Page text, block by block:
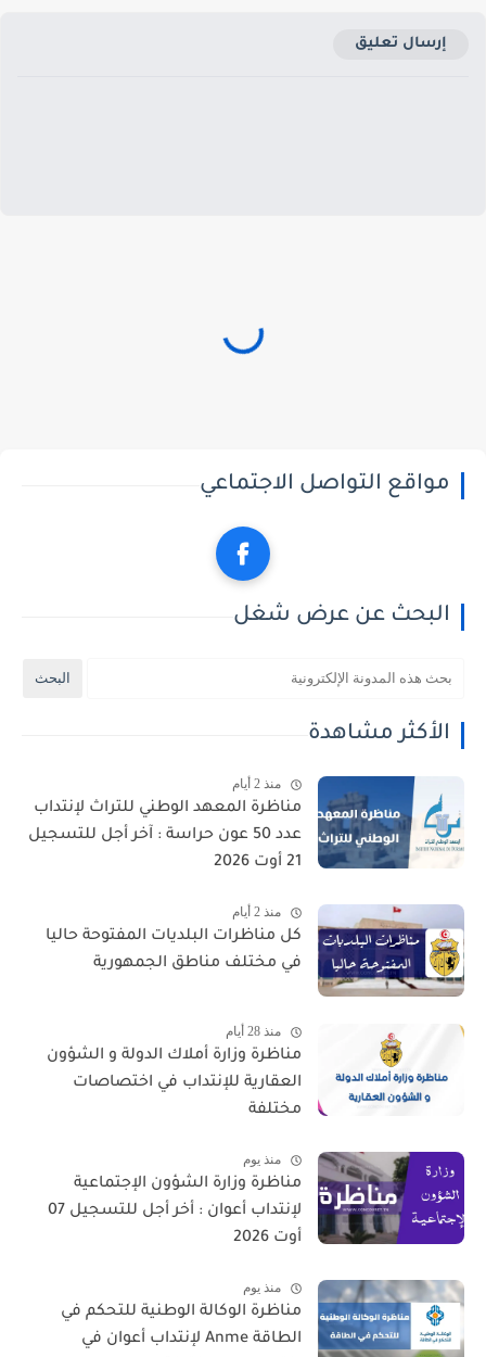
إرسال تعليق
مواقع التواصل الاجتماعي
البحث عن عرض شغل
الأكثر مشاهدة
منذ 2 أيام
مناظرة المعهد الوطني للتراث لإنتداب
عدد 50 عون حراسة : آخر أجل للتسجيل
21 أوت 2026
منذ 2 أيام
كل مناظرات البلديات المفتوحة حاليا
في مختلف مناطق الجمهورية
منذ 28 أيام
مناظرة وزارة أملاك الدولة و الشؤون
العقارية للإنتداب في اختصاصات
مختلفة
منذ يوم
مناظرة وزارة الشؤون الإجتماعية
لإنتداب أعوان : أخر أجل للتسجيل 07
أوت 2026
منذ يوم
مناظرة الوكالة الوطنية للتحكم في
الطاقة Anme لإنتداب أعوان في